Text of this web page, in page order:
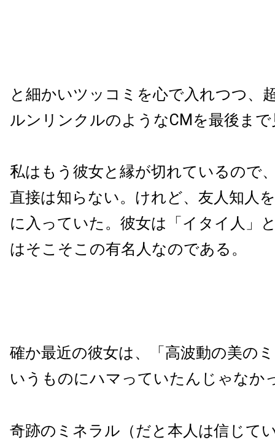
と細かいツッコミを心で入れつつ、
ルンリンクルのようなCMを最後ま
私はもう彼女と縁が切れているので
直接は知らない。けれど、友人知人
に入っていた。彼女は「イタイ人」
はそこそこの有名人なのである。
確か最近の彼女は、「高波動の美の
いうものにハマっていたんじゃなか
奇跡のミネラル（だと本人は信じて